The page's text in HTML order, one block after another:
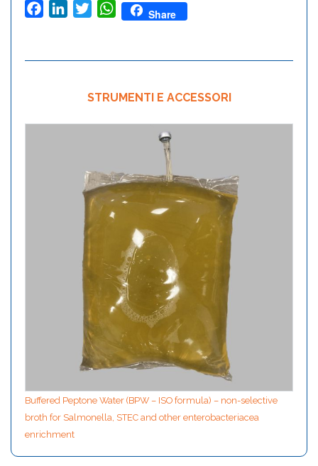
FacebookLinkedInTwitterWhatsApp
Share
STRUMENTI E ACCESSORI
Buffered Peptone Water (BPW – ISO formula) – non-selective
broth for Salmonella, STEC and other enterobacteriacea
enrichment